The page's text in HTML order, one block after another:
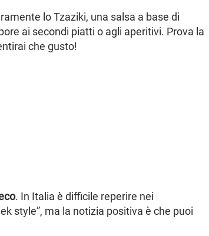
lo Tzaziki, una salsa a base di
ai secondi piatti o agli aperitivi. Prova la
che gusto!
. In Italia è difficile reperire nei
style”, ma la notizia positiva è che puoi